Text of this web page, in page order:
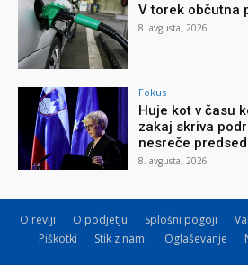
V torek občutna
8. avgusta, 2026
Fokus
Huje kot v času
zakaj skriva
nesreče
8. avgusta, 2026
O reviji O podjetju Splošni pogoji
Piškotki
Stik z nami Oglaševanje